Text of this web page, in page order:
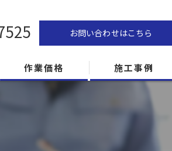
お問い合わせはこちら
作業価格 施工事例